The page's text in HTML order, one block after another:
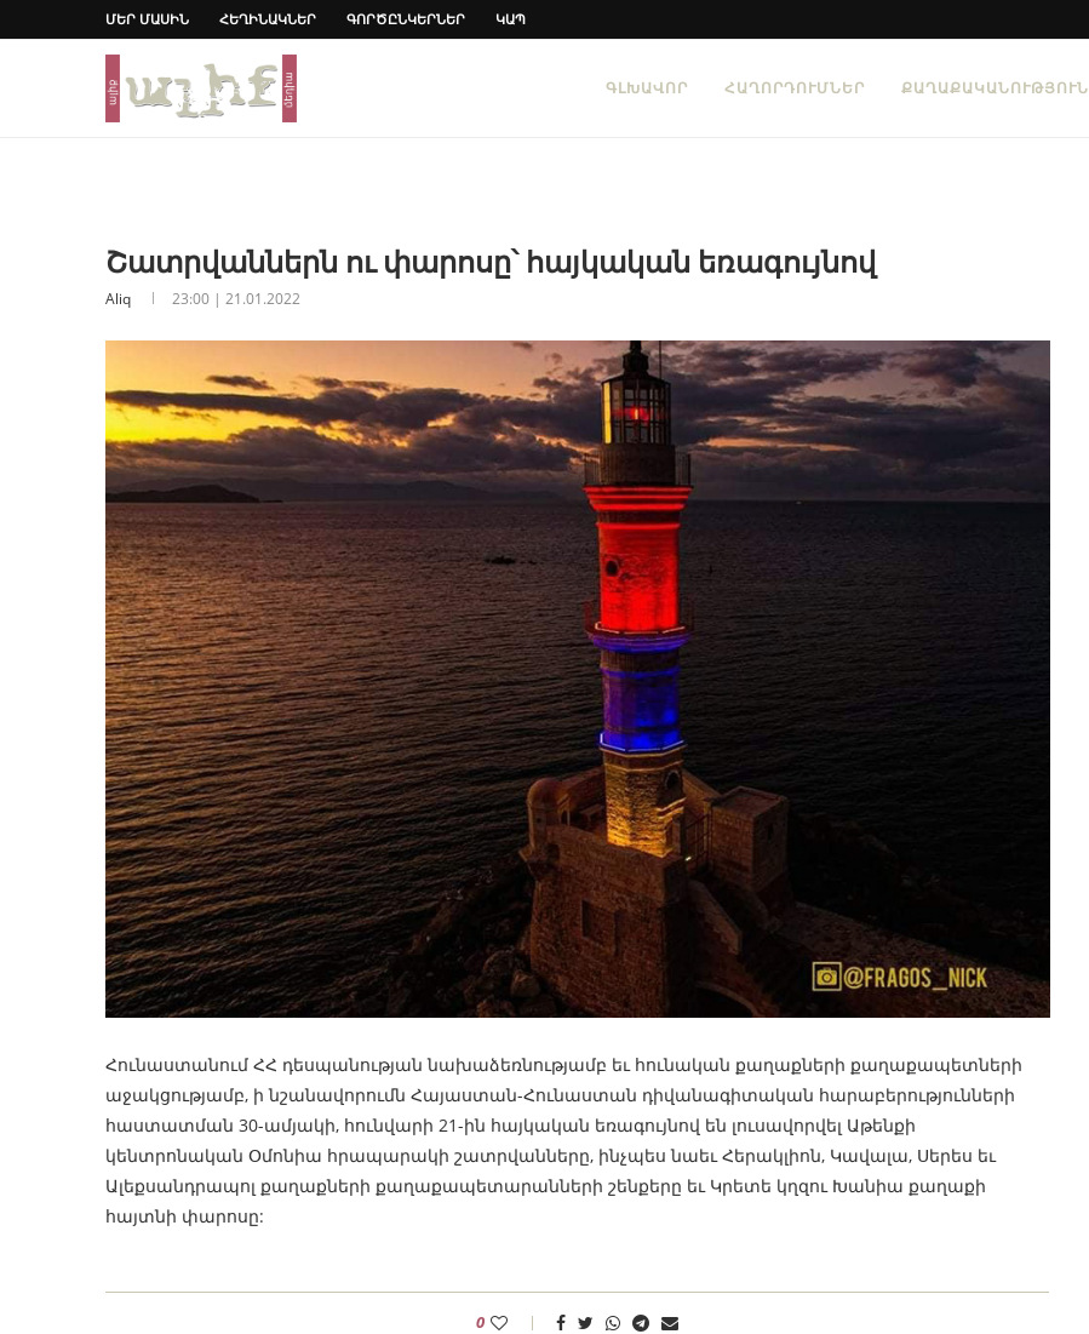
ՄԵՐ ՄԱՍԻՆ ՀԵՂԻՆԱԿՆԵՐ ԳՈՐԾԸՆԿԵՐՆԵՐ ԿԱՊ
ԳԼԽԱՎՈՐ ՀԱՂՈՐԴՈՒՄՆԵՐ ՔԱՂԱՔԱԿԱՆՈՒԹՅՈՒՆ
Շատրվաններն ու փարոսը՝ հայկական եռագույնով
Aliq 23:00 | 21.01.2022
Հունաստանում ՀՀ դեսպանության նախաձեռնությամբ եւ հունական քաղաքների քաղաքապետների
աջակցությամբ, ի նշանավորումն Հայաստան-Հունաստան դիվանագիտական հարաբերությունների
հաստատման 30-ամյակի, հունվարի 21-ին հայկական եռագույնով են լուսավորվել Աթենքի
կենտրոնական Օմոնիա հրապարակի շատրվանները, ինչպես նաեւ Հերակլիոն, Կավալա, Սերես եւ
Ալեքսանդրապոլ քաղաքների քաղաքապետարանների շենքերը եւ Կրետե կղզու Խանիա քաղաքի
հայտնի փարոսը:
0